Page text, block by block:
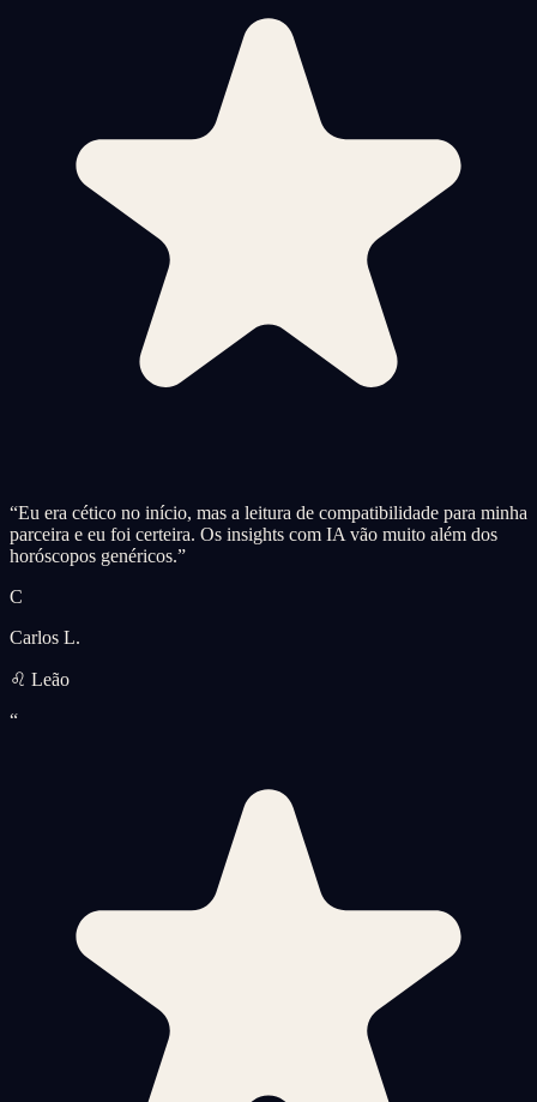
“Eu era cético no início, mas a leitura de compatibilidade para minha
parceira e eu foi certeira. Os insights com IA vão muito além dos
horóscopos genéricos.”
C
Carlos L.
♌ Leão
“